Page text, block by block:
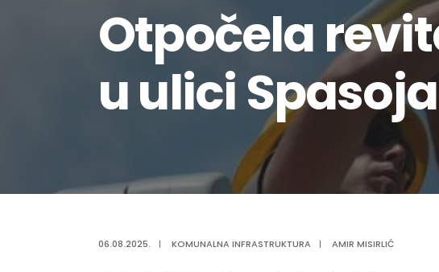
Otpočela
u ulici
06.08.2025. | KOMUNALNA INFRASTRUKTURA | AMIR MISIRLIĆ